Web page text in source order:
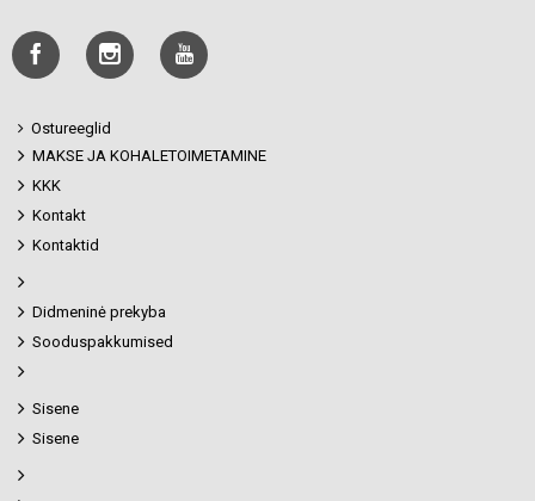
Ostureeglid
MAKSE JA KOHALETOIMETAMINE
KKK
Kontakt
Kontaktid
Didmeninė prekyba
Sooduspakkumised
Sisene
Sisene